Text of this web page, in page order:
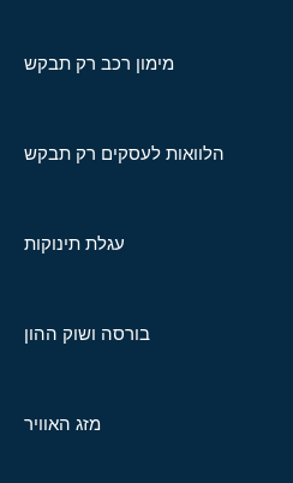
מימון רכב רק תבקש
הלוואות לעסקים רק תבקש
עגלת תינוקות
בורסה ושוק ההון
מזג האוויר